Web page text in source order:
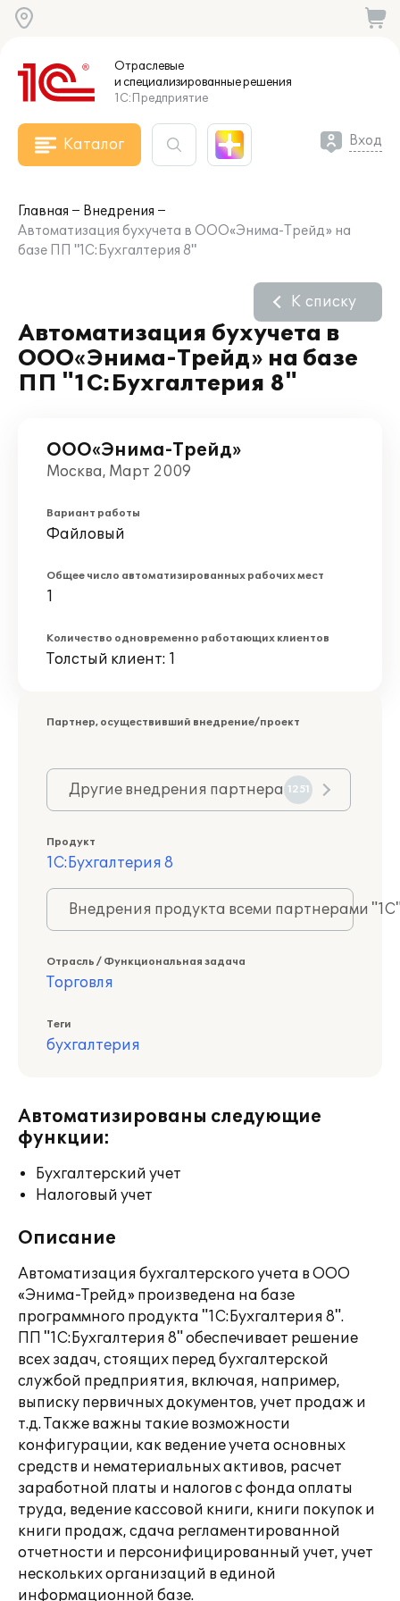
Отраслевые
и специализированныерешения
1С:Предприятие
Каталог Вход
Главная
Внедрения
Автоматизация бухучета в ООО«Энима-Трейд» на
базе ПП "1С:Бухгалтерия 8"
Автоматизация бухучета в
ООО«Энима-Трейд» на базе
ПП "1С:Бухгалтерия 8"
К списку
ООО«Энима-Трейд»
Москва, Март 2009
Вариант работы
Файловый
Общее число автоматизированных рабочих мест
1
Количество одновременно работающих клиентов
Толстый клиент: 1
Партнер, осуществивший внедрение/проект
Другие внедрения партнера 1251
Продукт
1С:Бухгалтерия 8
Внедрения продукта всеми партнерами
Отрасль / Функциональная задача
Торговля
Теги
бухгалтерия
Автоматизированы следующие
функции:
Бухгалтерский учет
Налоговый учет
Описание
Автоматизация бухгалтерского учета в ООО
«Энима-Трейд» произведена на базе
программного продукта "1С:Бухгалтерия 8".
ПП "1С:Бухгалтерия 8" обеспечивает решение
всех задач, стоящих перед бухгалтерской
службой предприятия, включая, например,
выписку первичных документов, учет продаж и
т.д. Также важны такие возможности
конфигурации, как ведение учета основных
средств и нематериальных активов, расчет
заработной платы и налогов с фонда оплаты
труда, ведение кассовой книги, книги покупок и
книги продаж, сдача регламентированной
отчетности и персонифицированный учет, учет
нескольких организаций в единой
информационной базе.